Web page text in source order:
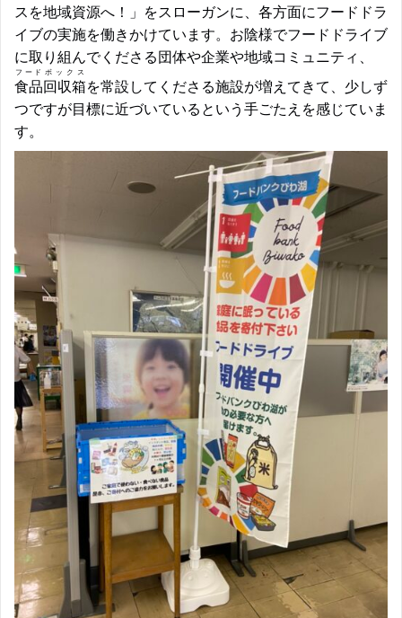
スを地域資源へ！」をスローガンに、各方面にフードドラ
イブの実施を働きかけています。お陰様でフードドライブ
に取り組んでくださる団体や企業や地域コミュニティ、
食品
フード
回収箱
ボックス
を常設してくださる施設が増えてきて、少しず
つですが目標に近づいているという手ごたえを感じていま
す。